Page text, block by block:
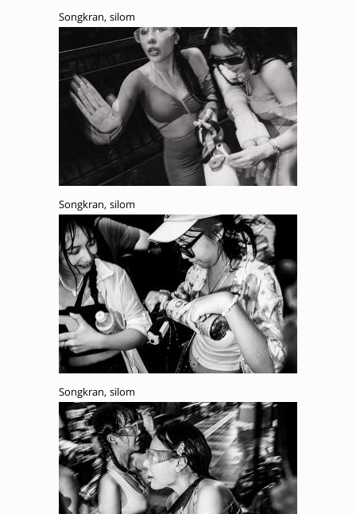
Songkran, silom
Songkran, silom
Songkran, silom